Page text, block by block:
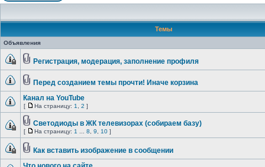
Темы
Объявления
Регистрация, модерация, заполнение профиля
Перед созданием темы прочти! Иначе корзина
Канал на YouTube
[ На страницу: 1 2 ]
Светодиоды в ЖК телевизорах (собираем базу)
[ На страницу: 1 8 9 10 ]
Как вставить изображение в сообщении